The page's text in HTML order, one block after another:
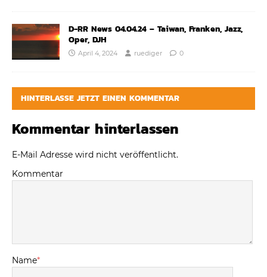
D-RR News 04.04.24 – Taiwan, Franken, Jazz,
Oper, DJH
April 4, 2024 ruediger 0
HINTERLASSE JETZT EINEN KOMMENTAR
Kommentar hinterlassen
E-Mail Adresse wird nicht veröffentlicht.
Kommentar
Name*